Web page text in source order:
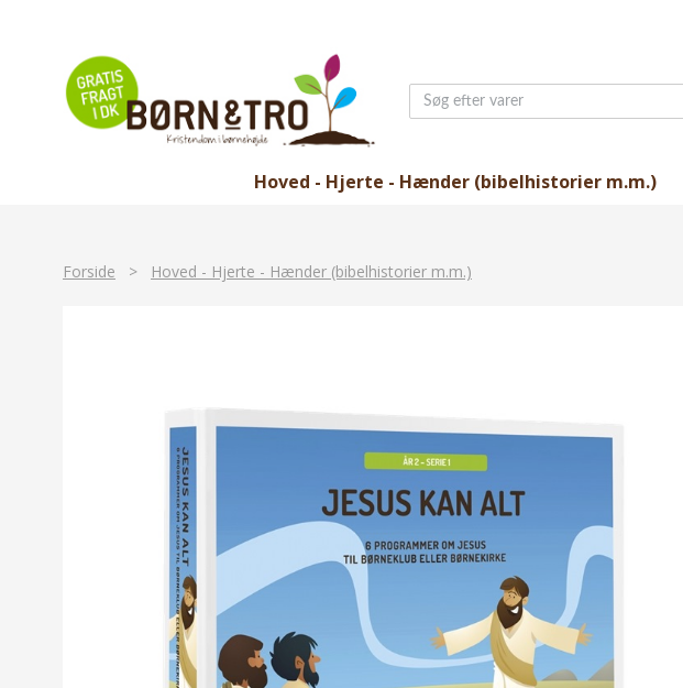
Hoved - Hjerte - Hænder (bibelhistorier m.m.)
Forside > Hoved - Hjerte - Hænder (bibelhistorier m.m.)